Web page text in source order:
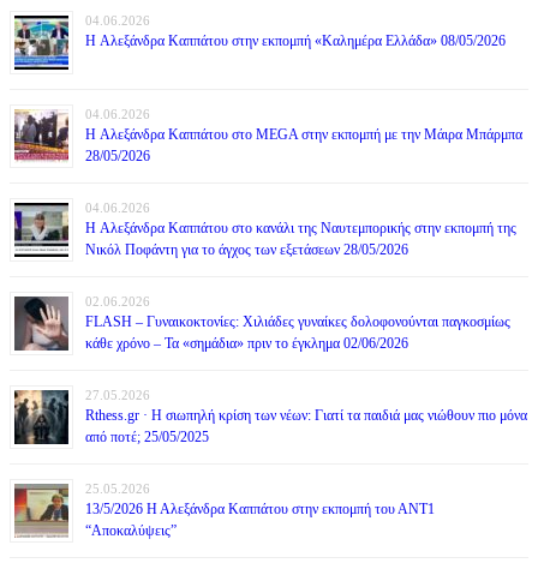
04.06.2026
H Αλεξάνδρα Καππάτου στην εκπομπή «Καλημέρα Ελλάδα» 08/05/2026
04.06.2026
H Αλεξάνδρα Καππάτου στο MEGA στην εκπομπή με την Μάιρα Mπάρμπα
28/05/2026
04.06.2026
H Αλεξάνδρα Καππάτου στο κανάλι της Ναυτεμπορικής στην εκπομπή της
Νικόλ Ποφάντη για το άγχος των εξετάσεων 28/05/2026
02.06.2026
FLASH – Γυναικοκτονίες: Χιλιάδες γυναίκες δολοφονούνται παγκοσμίως
κάθε χρόνο – Τα «σημάδια» πριν το έγκλημα 02/06/2026
27.05.2026
Rthess.gr · Η σιωπηλή κρίση των νέων: Γιατί τα παιδιά μας νιώθουν πιο μόνα
από ποτέ; 25/05/2025
25.05.2026
13/5/2026 Η Αλεξάνδρα Καππάτου στην εκπομπή του ΑΝΤ1
“Αποκαλύψεις”